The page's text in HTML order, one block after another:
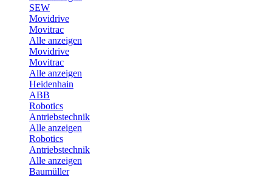
SEW
Movidrive
Movitrac
Alle anzeigen
Movidrive
Movitrac
Alle anzeigen
Heidenhain
ABB
Robotics
Antriebstechnik
Alle anzeigen
Robotics
Antriebstechnik
Alle anzeigen
Baumüller